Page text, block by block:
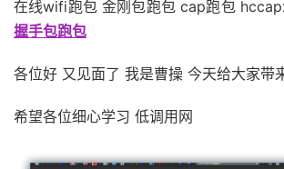
在线wifi跑包 金刚包跑包 cap跑包
握手包跑包
各位好 又见面了 我是曹操 今天给大家带
希望各位细心学习 低调用网